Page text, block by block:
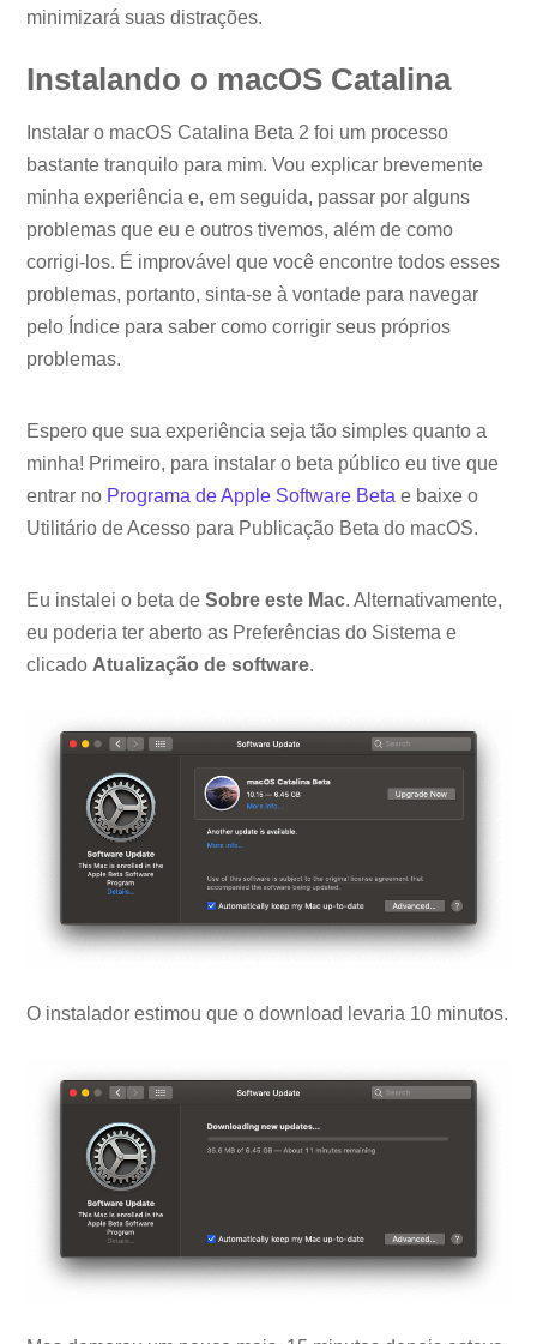
minimizará suas distrações.
Instalando o macOS Catalina
Instalar o macOS Catalina Beta 2 foi um processo
bastante tranquilo para mim. Vou explicar brevemente
minha experiência e, em seguida, passar por alguns
problemas que eu e outros tivemos, além de como
corrigi-los. É improvável que você encontre todos esses
problemas, portanto, sinta-se à vontade para navegar
pelo Índice para saber como corrigir seus próprios
problemas.
Espero que sua experiência seja tão simples quanto a
minha! Primeiro, para instalar o beta público eu tive que
entrar no Programa de Apple Software Beta e baixe o
Utilitário de Acesso para Publicação Beta do macOS.
Eu instalei o beta deSobre este Mac. Alternativamente,
eu poderia ter aberto as Preferências do Sistema e
clicado Atualização de software.
O instalador estimou que o download levaria 10 minutos.